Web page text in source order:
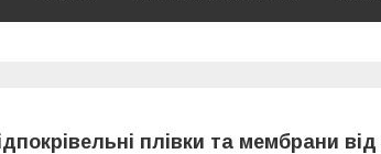
плівки та мембрани